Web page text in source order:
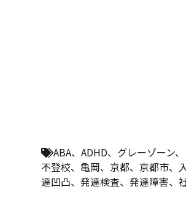
ABA、 ADHD、 グレーゾーン、
不登校、 亀岡、 京都、 京都市、
達凹凸、 発達検査、 発達障害、